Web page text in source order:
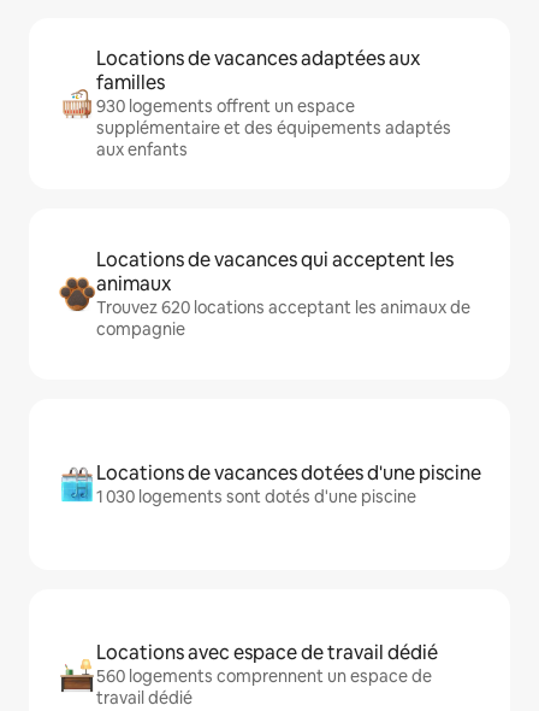
Locations de vacances adaptées aux
familles
930 logements offrent un espace
supplémentaire et des équipements adaptés
aux enfants
Locations de vacances qui acceptent les
animaux
Trouvez 620 locations acceptant les animaux de
compagnie
Locations de vacances dotées d'une piscine
1 030 logements sont dotés d'une piscine
Locations avec espace de travail dédié
560 logements comprennent un espace de
travail dédié